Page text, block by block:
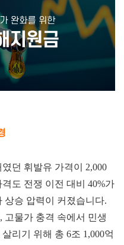
던 휘발유 가격이 2,000
도 전쟁 이전 대비 40%가
상승 압력이 커졌습니다.
고물가 충격 속에서 민생
리기 위해 총 6조 1,000억